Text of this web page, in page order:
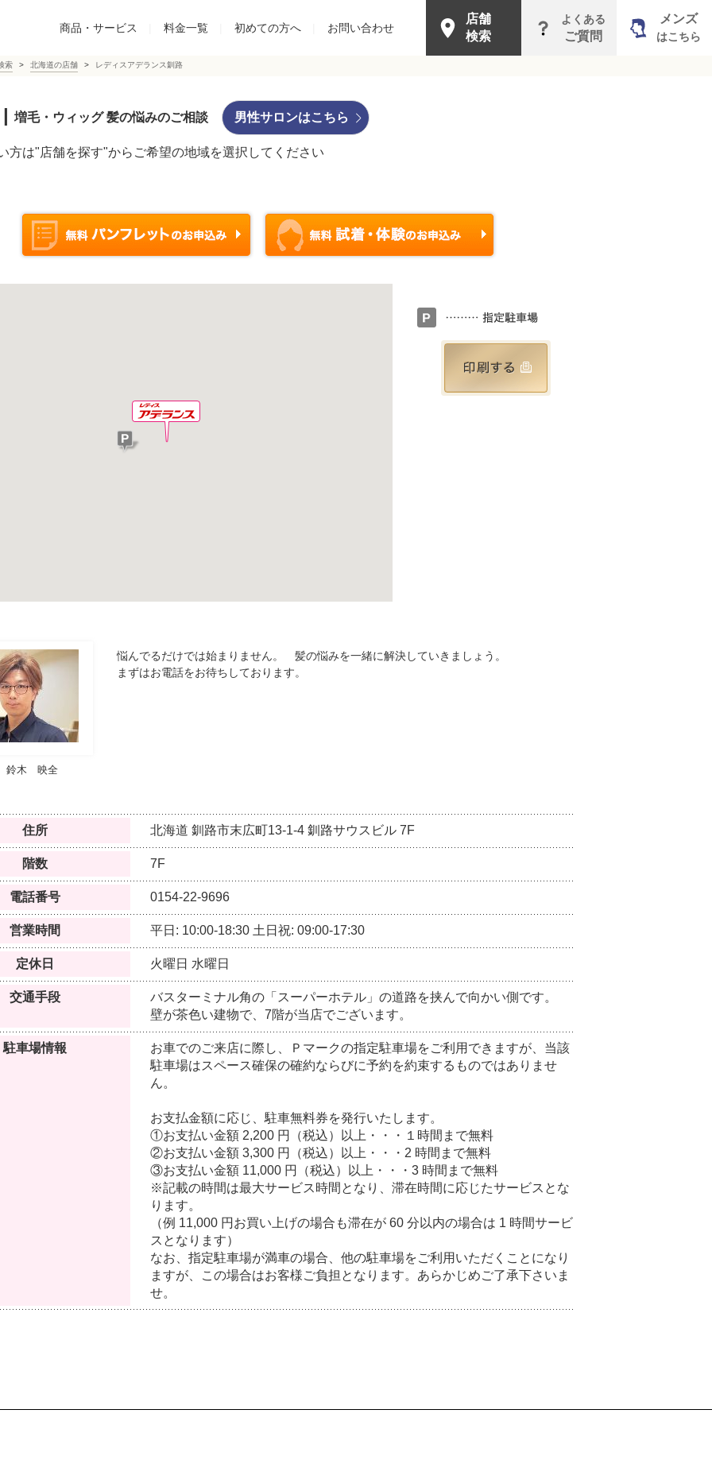
商品・サービス 料金一覧 初めての方へ お問い合わせ
店舗
検索
よくある
ご質問
メンズ
はこちら
索 北海道の店舗 レディスアデランス釧路
増毛・ウィッグ 髪の悩みのご相談 男性サロンはこちら
方は"店舗を探す"からご希望の地域を選択してください
鈴木 映全
悩んでるだけでは始まりません。 髪の悩みを一緒に解決していきましょう。
まずはお電話をお待ちしております。
住所 北海道 釧路市末広町13-1-4 釧路サウスビル 7F
階数 7F
電話番号 0154-22-9696
営業時間 平日: 10:00-18:30 土日祝: 09:00-17:30
定休日 火曜日 水曜日
交通手段
バスターミナル角の「スーパーホテル」の道路を挟んで向かい側です。
壁が茶色い建物で、7階が当店でございます。
駐車場情報
お車でのご来店に際し、Ｐマークの指定駐車場をご利用できますが、当該
駐車場はスペース確保の確約ならびに予約を約束するものではありませ
ん。
お支払金額に応じ、駐車無料券を発行いたします。
①お支払い金額 2,200 円（税込）以上・・・１時間まで無料
②お支払い金額 3,300 円（税込）以上・・・2 時間まで無料
③お支払い金額 11,000 円（税込）以上・・・3 時間まで無料
※記載の時間は最大サービス時間となり、滞在時間に応じたサービスとな
ります。
（例 11,000 円お買い上げの場合も滞在が 60 分以内の場合は 1 時間サービ
スとなります）
なお、指定駐車場が満車の場合、他の駐車場をご利用いただくことになり
ますが、この場合はお客様ご負担となります。あらかじめご了承下さいま
せ。